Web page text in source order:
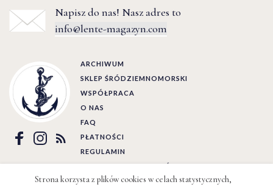
Napisz do nas! Nasz adres to
info@lente-magazyn.com
ARCHIWUM
SKLEP ŚRÓDZIEMNOMORSKI
WSPÓŁPRACA
O NAS
FAQ
PŁATNOŚCI
REGULAMIN
POLITYKA PRYWATNOŚCI
Strona korzysta z plików cookies w celach statystycznych,